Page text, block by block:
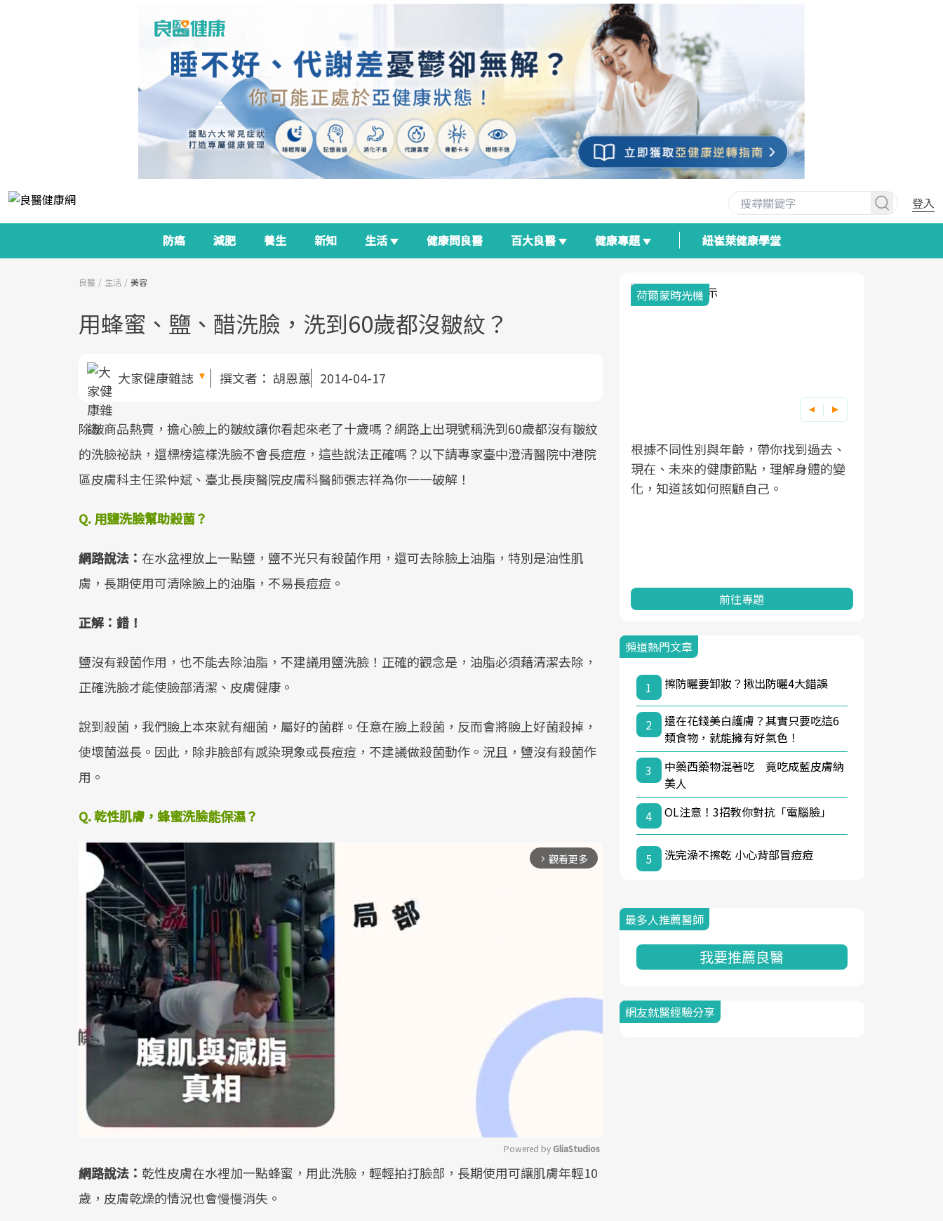
登入
防癌 減肥 養生 新知 生活 健康問良醫 百大良醫 健康專題 紐崔萊健康學堂
良醫 生活 美容
用蜂蜜、鹽、醋洗臉，洗到60歲都沒皺紋？
大家健康雜誌 撰文者： 胡恩蕙 2014-04-17
除皺商品熱賣，擔心臉上的皺紋讓你看起來老了十歲嗎？網路上出現號稱洗到60歲都沒有皺紋
的洗臉祕訣，還標榜這樣洗臉不會長痘痘，這些說法正確嗎？以下請專家臺中澄清醫院中港院
區皮膚科主任梁仲斌、臺北長庚醫院皮膚科醫師張志祥為你一一破解！
Q. 用鹽洗臉幫助殺菌？
網路說法： 在水盆裡放上一點鹽，鹽不光只有殺菌作用，還可去除臉上油脂，特別是油性肌
膚，長期使用可清除臉上的油脂，不易長痘痘。
正解：錯！
鹽沒有殺菌作用，也不能去除油脂，不建議用鹽洗臉！正確的觀念是，油脂必須藉清潔去除，
正確洗臉才能使臉部清潔、皮膚健康。
說到殺菌，我們臉上本來就有細菌，屬好的菌群。任意在臉上殺菌，反而會將臉上好菌殺掉，
使壞菌滋長。因此，除非臉部有感染現象或長痘痘，不建議做殺菌動作。況且，鹽沒有殺菌作
用。
Q. 乾性肌膚，蜂蜜洗臉能保濕？
arrow_forward_ios 觀看更多
Powered by GliaStudios
網路說法： 乾性皮膚在水裡加一點蜂蜜，用此洗臉，輕輕拍打臉部，長期使用可讓肌膚年輕10
歲，皮膚乾燥的情況也會慢慢消失。
面對超高齡社會的浪潮，台灣正在快速
政策如「健康台灣推動委員會」與「長
狀況、啟動健康管理的重要起點。
2025年，就到良醫生活祭體驗「一站式
全面啟動你的健康革命！
良醫健康網從「換季的身體變化」出
建立對亞健康的認知，進而引導實際的
荷爾蒙時光機
根據不同性別與年齡，帶你找到過去、
現在、未來的健康節點，理解身體的變
化，知道該如何照顧自己。
前往專題
頻道熱門文章
1 擦防曬要卸妝？揪出防曬4大錯誤
2
還在花錢美白護膚？其實只要吃這6
類食物，就能擁有好氣色！
3
中藥西藥物混著吃 竟吃成藍皮膚納
美人
4
OL注意！3招教你對抗「電腦臉」
5 洗完澡不擦乾 小心背部冒痘痘
最多人推薦醫師
我要推薦良醫
網友就醫經驗分享